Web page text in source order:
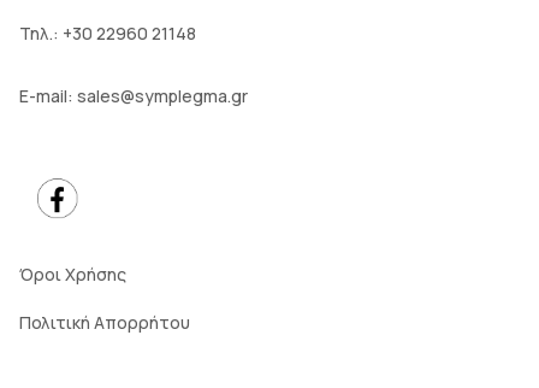
Τηλ.: +30 22960 21148
E-mail: sales@symplegma.gr
Όροι Χρήσης
Πολιτική Απορρήτου